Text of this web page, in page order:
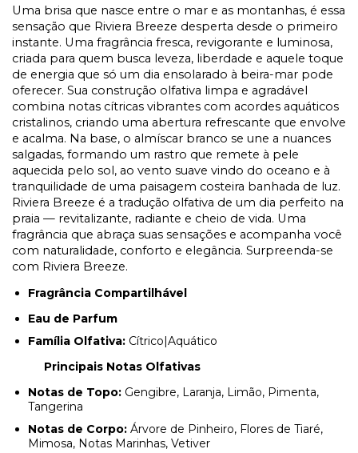
Uma brisa que nasce entre o mar e as montanhas, é essa
sensação que Riviera Breeze desperta desde o primeiro
instante. Uma fragrância fresca, revigorante e luminosa,
criada para quem busca leveza, liberdade e aquele toque
de energia que só um dia ensolarado à beira-mar pode
oferecer. Sua construção olfativa limpa e agradável
combina notas cítricas vibrantes com acordes aquáticos
cristalinos, criando uma abertura refrescante que envolve
e acalma. Na base, o almíscar branco se une a nuances
salgadas, formando um rastro que remete à pele
aquecida pelo sol, ao vento suave vindo do oceano e à
tranquilidade de uma paisagem costeira banhada de luz.
Riviera Breeze é a tradução olfativa de um dia perfeito na
praia — revitalizante, radiante e cheio de vida. Uma
fragrância que abraça suas sensações e acompanha você
com naturalidade, conforto e elegância. Surpreenda-se
com Riviera Breeze.
Fragrância Compartilhável
Eau de Parfum
Família Olfativa: Cítrico|Aquático
Principais Notas Olfativas
Notas de Topo: Gengibre, Laranja, Limão, Pimenta,
Tangerina
Notas de Corpo: Árvore de Pinheiro, Flores de Tiaré,
Mimosa, Notas Marinhas, Vetiver